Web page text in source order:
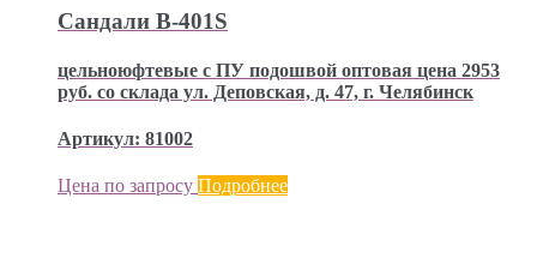
Сандали В-401S
цельноюфтевые с ПУ подошвой оптовая цена 2953
руб. со склада ул. Деповская, д. 47, г. Челябинск
Артикул: 81002
Цена по запросу Подробнее